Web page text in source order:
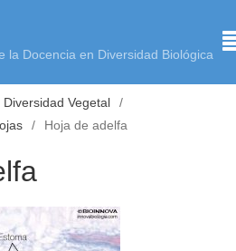
la Docencia en Diversidad Biológica
Diversidad Vegetal
Hoja de adelfa